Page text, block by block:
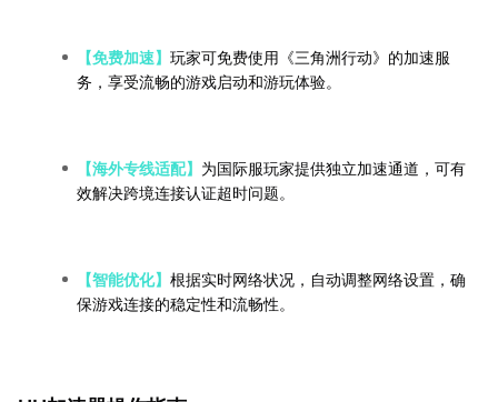
【免费加速】 玩家可免费使用《三角洲行动》的加速服
务，享受流畅的游戏启动和游玩体验。
【海外专线适配】 为国际服玩家提供独立加速通道，可有
效解决跨境连接认证超时问题。
【智能优化】 根据实时网络状况，自动调整网络设置，确
保游戏连接的稳定性和流畅性。